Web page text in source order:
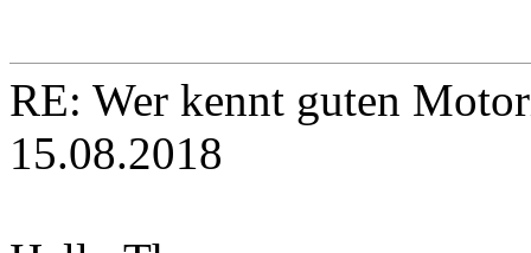
RE: Wer kennt guten
15.08.2018